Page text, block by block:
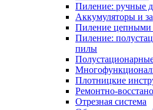
Пиление: ручные
Аккумуляторы и
Пиление цепными
Пиление:
пилы
Плотницкие
Ремонтно-
Отрезная система